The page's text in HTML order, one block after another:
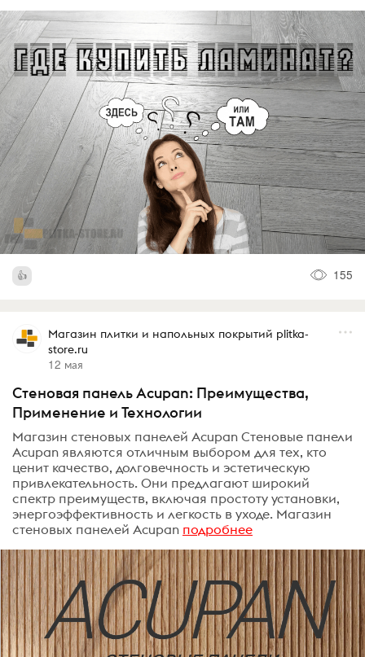
155
Магазин плитки и напольных покрытий plitka-
store.ru
12 мая
Стеновая панель Acupan: Преимущества,
Применение и Технологии
Магазин стеновых панелей Acupan Стеновые панели
Acupan являются отличным выбором для тех, кто
ценит качество, долговечность и эстетическую
привлекательность. Они предлагают широкий
спектр преимуществ, включая простоту установки,
энергоэффективность и легкость в уходе. Магазин
стеновых панелей Acupan подробнее